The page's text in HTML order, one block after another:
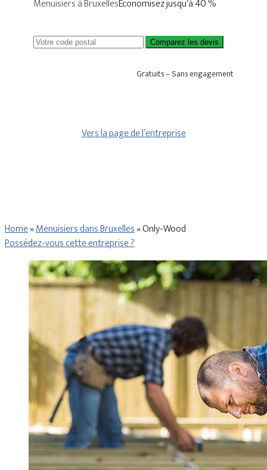
Menuisiers à BruxellesÉconomisez jusqu’à 40 %
Comparez les devis
Gratuits – Sans engagement
Vers la page de l’entreprise
Home»Menuisiers dans Bruxelles»Only-Wood
Possédez-vous cette entreprise ?